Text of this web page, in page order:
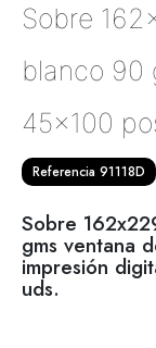
Sobre
blanco 90
45x100
Referencia 91118D
Sobre
gms ventana
impresión
uds.